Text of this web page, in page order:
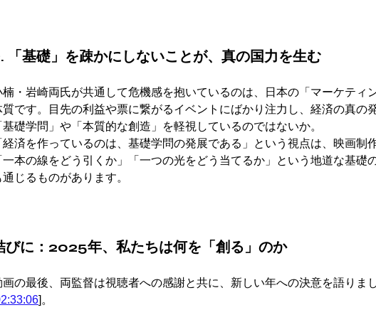
「基礎」を疎かにしないことが、真の国力を生む
楠・岩崎両氏が共通して危機感を抱いているのは、日本の「マーケティ
質です。目先の利益や票に繋がるイベントにばかり注力し、経済の真の
基礎学問」や「本質的な創造」を軽視しているのではないか。
経済を作っているのは、基礎学問の発展である」という視点は、映画制
一本の線をどう引くか」「一つの光をどう当てるか」という地道な基礎
通じるものがあります。
びに：2025年、私たちは何を「創る」のか
画の最後、両監督は視聴者への感謝と共に、新しい年への決意を語りま
]。